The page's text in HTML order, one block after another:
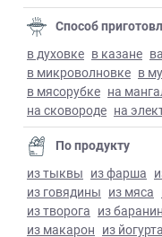
Способ
в духовке в казане
в микроволновке в
в мясорубке на
на сковороде на
По продукту
из тыквы из фарша
из говядины из мяса
из творога из
из макарон из йогурта